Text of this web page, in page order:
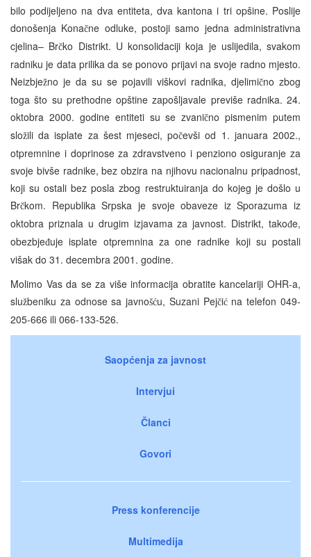
bilo podijeljeno na dva entiteta, dva kantona i tri opšine. Poslije
donošenja Konačne odluke, postoji samo jedna administrativna
cjelina– Brčko Distrikt. U konsolidaciji koja je uslijedila, svakom
radniku je data prilika da se ponovo prijavi na svoje radno mjesto.
Neizbježno je da su se pojavili viškovi radnika, djelimično zbog
toga što su prethodne opštine zapošljavale previše radnika. 24.
oktobra 2000. godine entiteti su se zvanično pismenim putem
složili da isplate za šest mjeseci, počevši od 1. januara 2002.,
otpremnine i doprinose za zdravstveno i penziono osiguranje za
svoje bivše radnike, bez obzira na njihovu nacionalnu pripadnost,
koji su ostali bez posla zbog restruktuiranja do kojeg je došlo u
Brčkom. Republika Srpska je svoje obaveze iz Sporazuma iz
oktobra priznala u drugim izjavama za javnost. Distrikt, takođe,
obezbjeđuje isplate otpremnina za one radnike koji su postali
višak do 31. decembra 2001. godine.
Molimo Vas da se za više informacija obratite kancelariji OHR-a,
službeniku za odnose sa javnošću, Suzani Pejčićna telefon 049-
205-666 ili 066-133-526.
Saopćenja za javnost
Intervjui
Članci
Govori
Press konferencije
Multimedija